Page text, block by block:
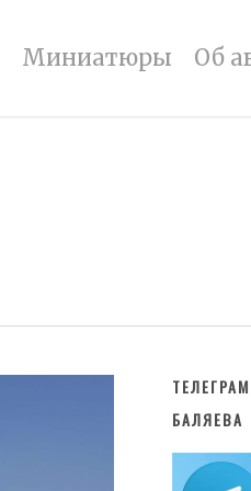
Миниатюры Об
БАЛЯЕВА